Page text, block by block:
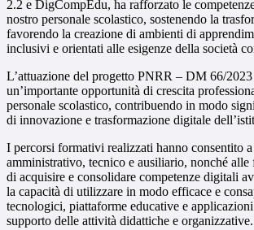
2.2 e DigCompEdu, ha rafforzato le
nostro personale scolastico, sostenendo la
favorendo la creazione di ambienti di
inclusivi e orientati alle esigenze della società
L’attuazione del progetto PNRR – DM 66/2023
un’importante opportunità di crescita
personale scolastico, contribuendo in modo
di innovazione e trasformazione digitale
I percorsi formativi realizzati hanno consentito
amministrativo, tecnico e ausiliario, nonché
di acquisire e consolidare competenze digitali
la capacità di utilizzare in modo efficace e
tecnologici, piattaforme educative e
supporto delle attività didattiche e organizzative.